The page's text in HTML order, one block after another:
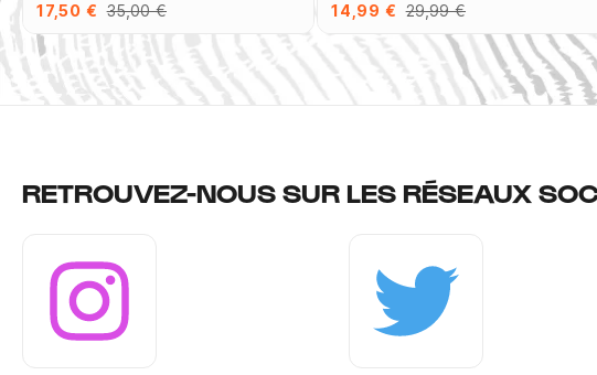
17,50 € 35,00 € 14,99 € 29,99 €
RETROUVEZ-NOUS SUR LES RÉSEAUX